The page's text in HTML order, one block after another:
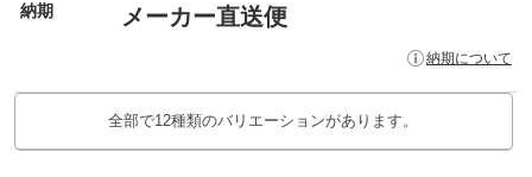
納期 メーカー直送便
納期について
全部で12種類のバリエーションがあります。